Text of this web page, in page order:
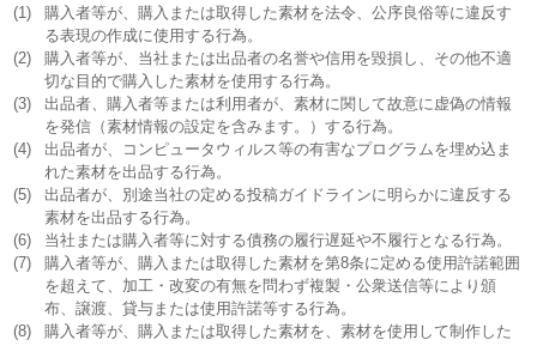
(1)
購入者等が、購入または取得した素材を法令、公序良俗等に違反す
る表現の作成に使用する行為。
(2)
購入者等が、当社または出品者の名誉や信用を毀損し、その他不適
切な目的で購入した素材を使用する行為。
(3)
出品者、購入者等または利用者が、素材に関して故意に虚偽の情報
を発信（素材情報の設定を含みます。）する行為。
(4)
出品者が、コンピュータウィルス等の有害なプログラムを埋め込ま
れた素材を出品する行為。
(5)
出品者が、別途当社の定める投稿ガイドラインに明らかに違反する
素材を出品する行為。
(6)
当社または購入者等に対する債務の履行遅延や不履行となる行為。
(7)
購入者等が、購入または取得した素材を第8条に定める使用許諾範囲
を超えて、加工・改変の有無を問わず複製・公衆送信等により頒
布、譲渡、貸与または使用許諾等する行為。
(8)
購入者等が、購入または取得した素材を、素材を使用して制作した